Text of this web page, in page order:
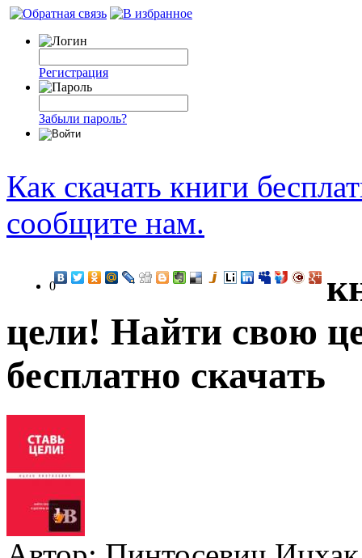
Регистрация
Забыли пароль?
Как скачать книги
сообщите нам.
0
цели! Найти свою
бесплатно скачать